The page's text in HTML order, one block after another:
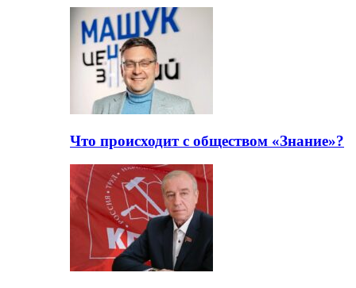
Что происходит с обществом «Знание»?